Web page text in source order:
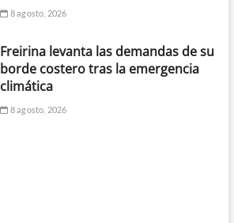
8 agosto, 2026
Freirina levanta las demandas de su
borde costero tras la emergencia
climática
8 agosto, 2026